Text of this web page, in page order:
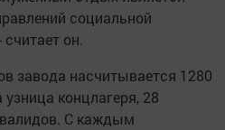
социальной
считает он.
завода насчитывается 1280
концлагеря, 28
С каждым